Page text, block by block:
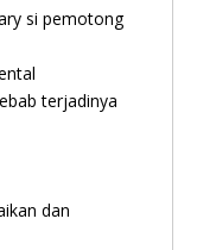
si pemotong
terjadinya
dan